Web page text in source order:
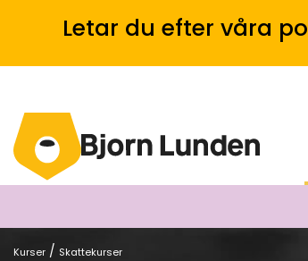
Letar du efter våra
Kurser / Skattekurser